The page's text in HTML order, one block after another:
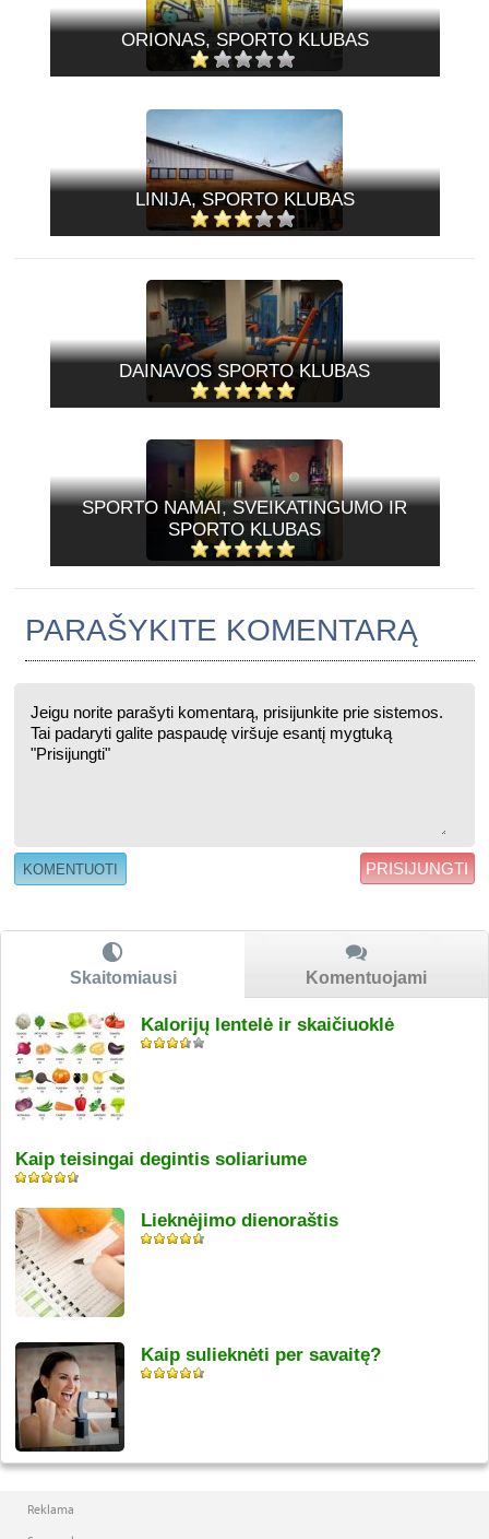
ORIONAS, SPORTO KLUBAS
LINIJA, SPORTO KLUBAS
DAINAVOS SPORTO KLUBAS
SPORTO NAMAI, SVEIKATINGUMO IR
SPORTO KLUBAS
PARAŠYKITE KOMENTARĄ
PRISIJUNGTI
Skaitomiausi Komentuojami
Kalorijų lentelė ir skaičiuoklė
Kaip teisingai degintis soliariume
Lieknėjimo dienoraštis
Kaip sulieknėti per savaitę?
Reklama